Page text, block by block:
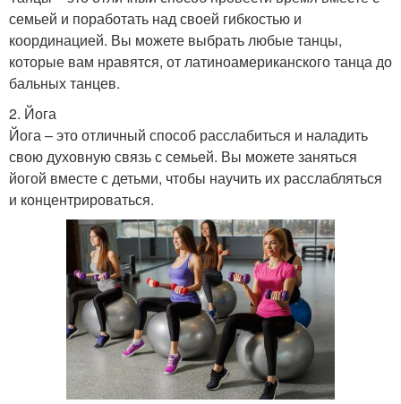
семьей и поработать над своей гибкостью и
координацией. Вы можете выбрать любые танцы,
которые вам нравятся, от латиноамериканского танца до
бальных танцев.
2. Йога
Йога – это отличный способ расслабиться и наладить
свою духовную связь с семьей. Вы можете заняться
йогой вместе с детьми, чтобы научить их расслабляться
и концентрироваться.